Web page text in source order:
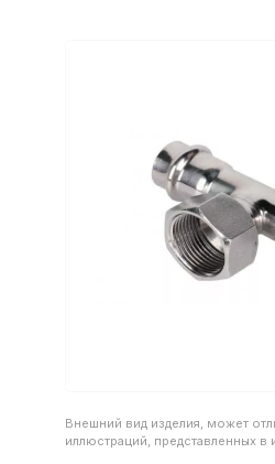
Внешний вид изделия, может
иллюстраций, представленных в